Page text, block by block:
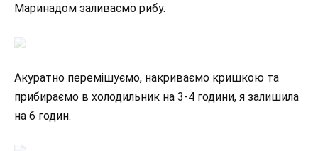
Маринадом заливаємо рибу.
Акуратно перемішуємо, накриваємо кришкою та
прибираємо в холодильник на 3-4 години, я залишила
на 6 годин.